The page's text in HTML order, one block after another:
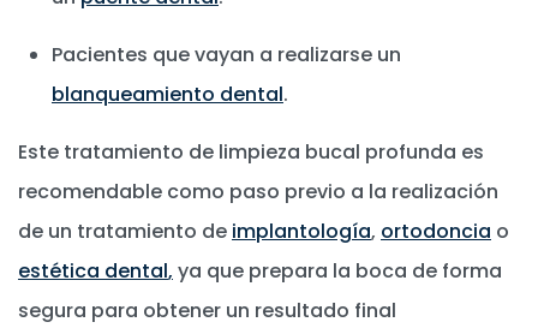
Pacientes que vayan a realizarse un
blanqueamiento dental.
Este tratamiento de limpieza bucal profunda es
recomendable como paso previo a la realización
de un tratamiento de implantología, ortodoncia o
estética dental, ya que prepara la boca de forma
segura para obtener un resultado final